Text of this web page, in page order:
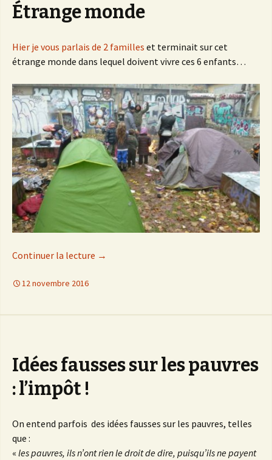
Étrange monde
Hier je vous parlais de 2 familles et terminait sur cet
étrange monde dans lequel doivent vivre ces 6 enfants…
Continuer la lecture de
→
12 novembre 2016
Idées fausses sur les pauvres
: l’impôt !
On entend parfois des idées fausses sur les pauvres, telles
que :
« les pauvres, ils n’ont rien le droit de dire, puisqu’ils ne payent